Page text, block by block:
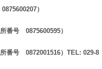
）
番号 0875600595）
番号 0872001516）TEL: 029-8